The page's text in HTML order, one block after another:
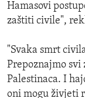
Hamasovi
zaštiti civile",
"Svaka smrt
Prepoznajmo
Palestinaca. I
oni mogu živjeti